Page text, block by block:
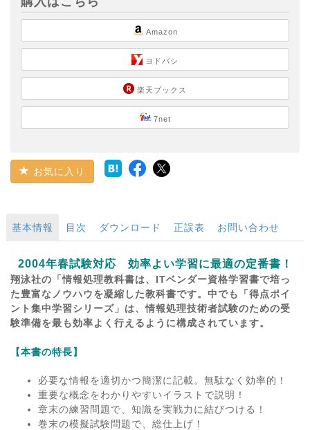
Amazon
ヨドバシ
楽天ブックス
7net
お気に入り
基本情報 目次 ダウンロード 正誤表 お問い合わせ
2004年春試験対応 効率よい学習に最適の定番書！
翔泳社の「情報処理教科書は、ITベンダー資格学習書で培っ
た豊富なノウハウを凝縮した教科書です。中でも「得点ポイ
ント集中学習シリーズ」は、情報処理技術者試験のための受
験準備を最も効率よく行えるように構成されています。
【本書の特長】
必要な情報を適切かつ簡潔に記載。無駄なく効率的！
重要な概念をわかりやすいイラストで説明！
章末の練習問題で、知識を実戦力に結びつける！
巻末の模擬試験問題で、総仕上げ！